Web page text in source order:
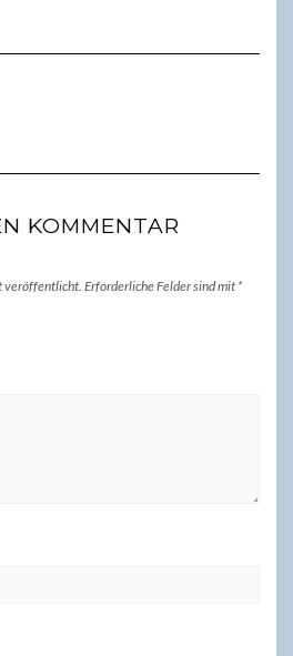
KOMMENTAR
veröffentlicht. Erforderliche Felder sind mit *